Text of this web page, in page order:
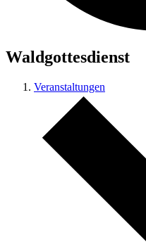
Waldgottesdienst
Veranstaltungen